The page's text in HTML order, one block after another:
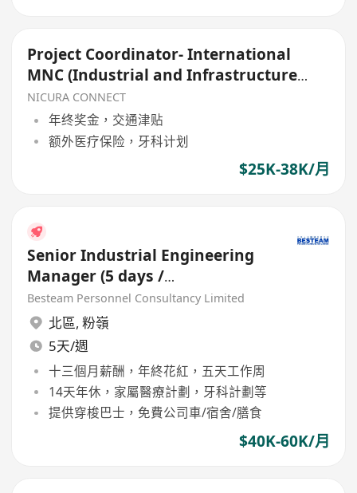
Project Coordinator- International
MNC (Industrial and Infrastructure
projects)
NICURA CONNECT
年终奖金，交通津贴
额外医疗保险，牙科计划
$25K-38K/月
Senior Industrial Engineering
Manager (5 days /
Manufacturing / 40-60K)
Besteam Personnel Consultancy Limited
北區, 粉嶺
5天/週
十三個月薪酬，年終花紅，五天工作周
14天年休，家屬醫療計劃，牙科計劃等
提供穿梭巴士，免費公司車/宿舍/膳食
$40K-60K/月